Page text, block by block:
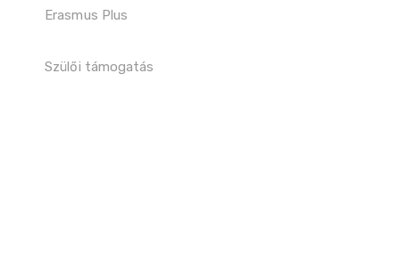
Erasmus Plus
Szülői támogatás